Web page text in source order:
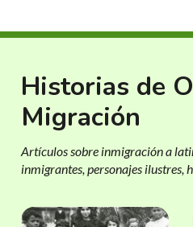
Historias de
Migración
Artículos sobre inmigración a
inmigrantes, personajes ilustres,